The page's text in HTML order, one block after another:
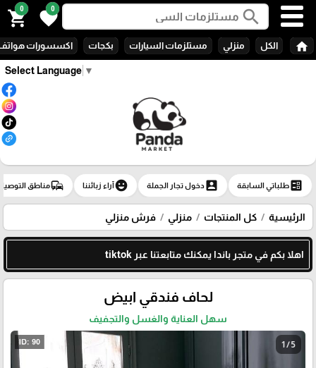
Select Language ▼
search
0
favorite
0
shopping_cart
home الكل منزلي مستلزمات السيارات بكجات اكسسورات
ballotطلباتي السابقة account_boxدخول تجار الجملة emoji_emotionsآراء زبائننا commuteمناطق
الرئيسية كل المنتجات منزلي فرش منزلي
اهلا بكم في متجر باندا يمكنك متابعتنا عبر tiktok
لحاف فندقي ابيض
سهل العناية والغسل والتجفيف
1 / 5